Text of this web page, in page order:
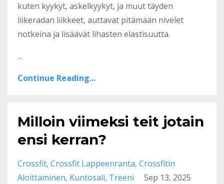
kuten kyykyt, askelkyykyt, ja muut täyden
liikeradan liikkeet, auttavat pitämään nivelet
notkeina ja lisäävät lihasten elastisuutta.
...
Continue Reading...
Milloin viimeksi teit jotain
ensi kerran?
Crossfit Crossfit Lappeenranta Crossfitin
Aloittaminen Kuntosali Treeni Sep 13, 2025